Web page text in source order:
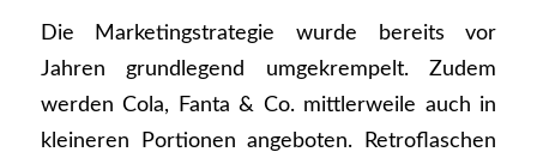
Die Marketingstrategie wurde bereits vor
Jahren grundlegend umgekrempelt. Zudem
werden Cola, Fanta & Co. mittlerweile auch in
kleineren Portionen angeboten. Retroflaschen